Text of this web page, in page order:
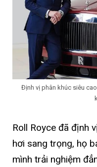
Định vị phân khúc siêu
Roll Royce đã định
hơi sang trọng, họ
mình trải nghiệm